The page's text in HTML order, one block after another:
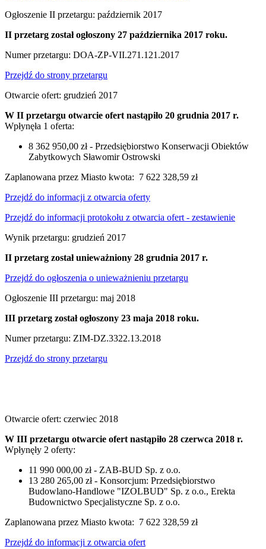
Ogłoszenie II przetargu: październik 2017
II przetarg został ogłoszony 27 października 2017 roku.
Numer przetargu: DOA-ZP-VII.271.121.2017
Przejdź do strony przetargu
Otwarcie ofert: grudzień 2017
W II przetargu otwarcie ofert nastąpiło 20 grudnia 2017 r.
Wpłynęła 1 oferta:
8 362 950,00 zł - Przedsiębiorstwo Konserwacji Obiektów
Zabytkowych Sławomir Ostrowski
Zaplanowana przez Miasto kwota: 7 622 328,59 zł
Przejdź do informacji z otwarcia oferty
Przejdź do informacji protokołu z otwarcia ofert - zestawienie
Wynik przetargu: grudzień 2017
II przetarg został unieważniony 28 grudnia 2017 r.
Przejdź do ogłoszenia o unieważnieniu przetargu
Ogłoszenie III przetargu: maj 2018
III przetarg został ogłoszony 23 maja 2018 roku.
Numer przetargu: ZIM-DZ.3322.13.2018
Przejdź do strony przetargu
Otwarcie ofert: czerwiec 2018
W III przetargu otwarcie ofert nastąpiło 28 czerwca 2018 r.
Wpłynęły 2 oferty:
11 990 000,00 zł - ZAB-BUD Sp. z o.o.
13 280 265,00 zł - Konsorcjum: Przedsiębiorstwo
Budowlano-Handlowe "IZOLBUD" Sp. z o.o., Erekta
Budownictwo Specjalistyczne Sp. z o.o.
Zaplanowana przez Miasto kwota: 7 622 328,59 zł
Przejdź do informacji z otwarcia ofert